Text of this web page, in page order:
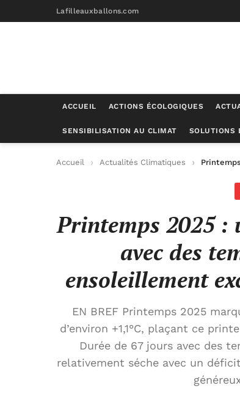
Lafilleauxballons.com
ACCUEIL ACTIONS ÉCOLOGIQUES
SENSIBILISATION AU CLIMAT SOLUTIONS
Accueil Actualités Climatiques
Printemps 2025
avec des
ensoleillement
EN BREF Printemps 2025
d’environ +1,1°C, plaçant ce
Durée de 67 jours avec des
relativement séche avec un